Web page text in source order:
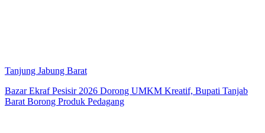
Tanjung Jabung Barat
Bazar Ekraf Pesisir 2026 Dorong UMKM Kreatif, Bupati Tanjab
Barat Borong Produk Pedagang